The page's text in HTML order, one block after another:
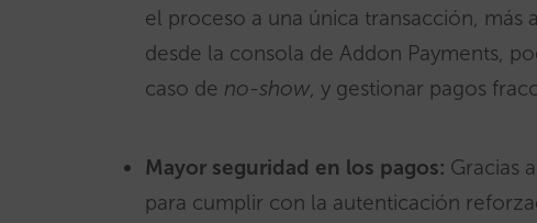
el proceso a una única transacción,
desde la consola de Addon Payments,
caso de no-show, y gestionar pagos
Mayor seguridad en los pagos: Gracias
para cumplir con la autenticación